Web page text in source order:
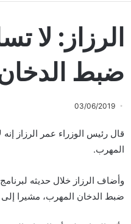
الرزاز: لا
ضبط
03/06/2019
قال رئيس الوزراء عمر الرزاز
المهرب.
وأضاف الرزاز خلال حديثه
ضبط الدخان المهرب، مشيرا